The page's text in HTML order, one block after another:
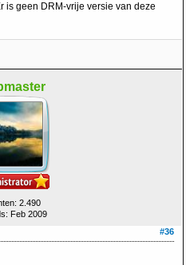
is geen DRM-vrije versie van deze
2.490
Feb 2009
#36